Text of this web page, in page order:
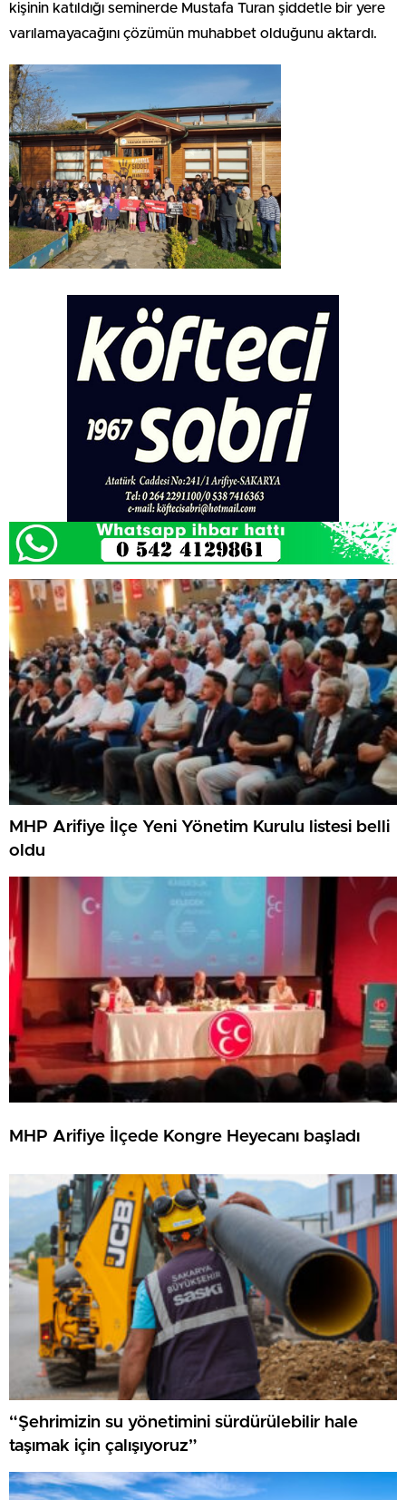
kişinin katıldığı seminerde Mustafa Turan şiddetle bir yere
varılamayacağını çözümün muhabbet olduğunu aktardı.
MHP Arifiye İlçe Yeni Yönetim Kurulu listesi belli
oldu
MHP Arifiye İlçede Kongre Heyecanı başladı
“Şehrimizin su yönetimini sürdürülebilir hale
taşımak için çalışıyoruz”